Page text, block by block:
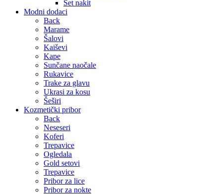
Set nakit
Modni dodaci
Back
Marame
Šalovi
Kaiševi
Kape
Sunčane naočale
Rukavice
Trake za glavu
Ukrasi za kosu
Šeširi
Kozmetički pribor
Back
Neseseri
Koferi
Trepavice
Ogledala
Gold setovi
Trepavice
Pribor za lice
Pribor za nokte